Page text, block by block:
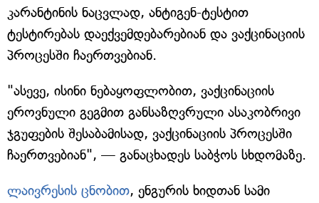
კარანტინის ნაცვლად, ანტიგენ-ტესტით
ტესტირებას დაექვემდებარებიან და ვაქცინაციის
პროცესში ჩაერთვებიან.
"ასევე, ისინი ნებაყოფლობით, ვაქცინაციის
ეროვნული გეგმით განსაზღვრული ასაკობრივი
ჯგუფების შესაბამისად, ვაქცინაციის პროცესში
ჩაერთვებიან", — განაცხადეს საბჭოს სხდომაზე.
ლაივრესის ცნობით, ენგურის ხიდთან სამი